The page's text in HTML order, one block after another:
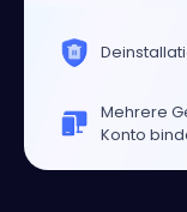
Mehrere
Konto